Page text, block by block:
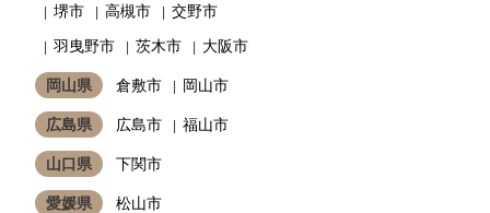
堺市
高槻市
交野市
羽曳野市
茨木市 大阪市
岡山県 倉敷市 岡山市
広島県 広島市 福山市
山口県 下関市
愛媛県 松山市